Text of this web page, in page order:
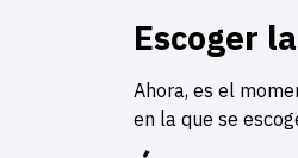
Escoger
Ahora, es el
en la que se